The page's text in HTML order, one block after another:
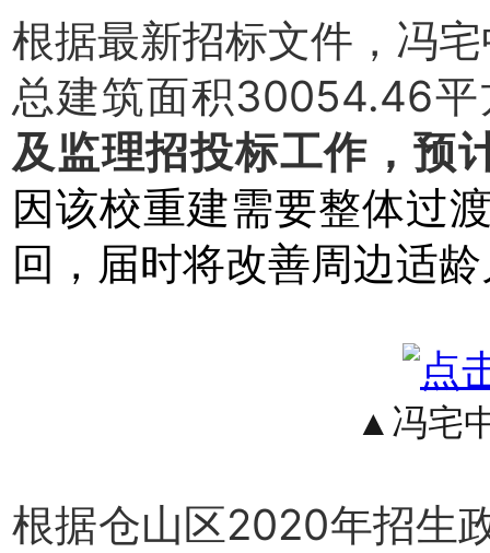
根据最新招标文件，冯
总建筑面积30054.46
及监理招投标工作，预
因该校重建需要整体过
回 ，届时将改善周边适
▲冯宅
根据仓山区2020年招生